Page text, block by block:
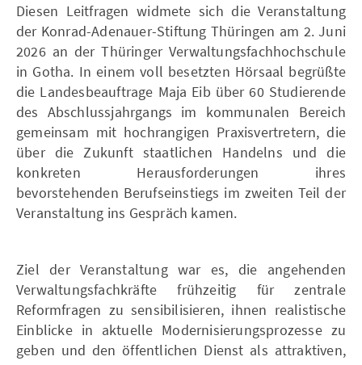
Diesen Leitfragen widmete sich die Veranstaltung
der Konrad-Adenauer-Stiftung Thüringen am 2. Juni
2026 an der Thüringer Verwaltungsfachhochschule
in Gotha. In einem voll besetzten Hörsaal begrüßte
die Landesbeauftrage Maja Eib über 60 Studierende
des Abschlussjahrgangs im kommunalen Bereich
gemeinsam mit hochrangigen Praxisvertretern, die
über die Zukunft staatlichen Handelns und die
konkreten Herausforderungen ihres
bevorstehenden Berufseinstiegs im zweiten Teil der
Veranstaltung ins Gespräch kamen.
Ziel der Veranstaltung war es, die angehenden
Verwaltungsfachkräfte frühzeitig für zentrale
Reformfragen zu sensibilisieren, ihnen realistische
Einblicke in aktuelle Modernisierungsprozesse zu
geben und den öffentlichen Dienst als attraktiven,